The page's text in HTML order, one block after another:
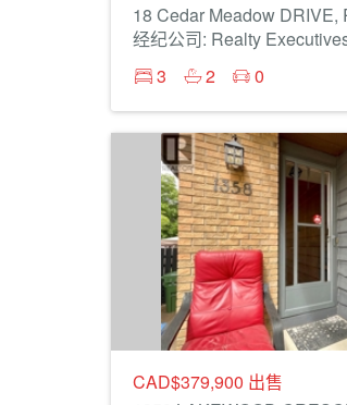
18 Cedar Meadow DRIVE,
3
2 0
CAD$379,900 出售